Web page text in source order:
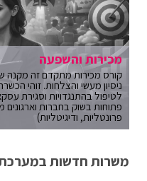
מכירות והשפעה
קורס מכירות מתקדם זה מקנה
ניסיון מעשי והצלחות. זוהי
פתוחות בשוק בחברות וארגונים
פרונטליות, ודיגיטליות)
משרות חדשות במערכת